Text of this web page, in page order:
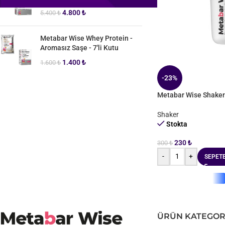
5.400₺ 4.800₺
Metabar Wise Whey Protein -
Aromasız Saşe - 7'li Kutu
1.600₺ 1.400₺
-23%
Metabar Wise Shaker
Shaker
Stokta
300₺ 230₺
-
+
ÜRÜN